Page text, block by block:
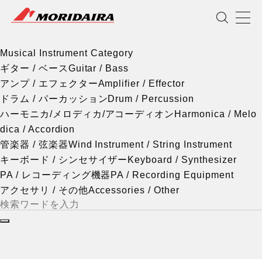
Musical Instrument Category
Scroll
Musical Instrument Category
ギター / ベースGuitar / Bass
アンプ / エフェクターAmplifier / Effector
ドラム / パーカッションDrum / Percussion
ハーモニカ/メロディカ/アコーディオン Harmonica / Melo
dica / Accordion
管楽器 / 弦楽器Wind Instrument / String Instrument
キーボード / シンセサイザー Keyboard / Synthesizer
PA / レコーディング機器 PA / Recording Equipment
アクセサリ / その他Accessories / Other